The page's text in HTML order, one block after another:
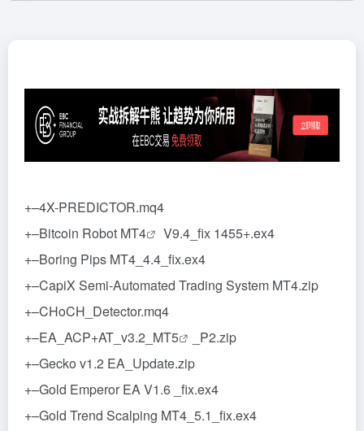
+–4X-PREDICTOR.mq4
+–Bitcoin Robot MT4
V9.4_fix 1455+.ex4
+–Boring Pips MT4_4.4_fix.ex4
+–CapiX Semi-Automated Trading System MT4.zip
+–CHoCH_Detector.mq4
+–EA_ACP+AT_v3.2_ MT5
_P2.zip
+–Gecko v1.2 EA_Update.zip
+–Gold Emperor EA V1.6 _fix.ex4
+–Gold Trend Scalping MT4_5.1_fix.ex4